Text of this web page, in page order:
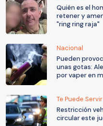
Quién es el
retener y
"ring ring raja"
Nacional
Pueden
unas gotas:
por vaper en
Te Puede Servir
Restricción
circular este